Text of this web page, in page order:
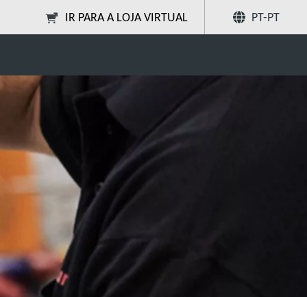
IR PARA A LOJA VIRTUAL PT-PT
Localizador de óleo Partilhar